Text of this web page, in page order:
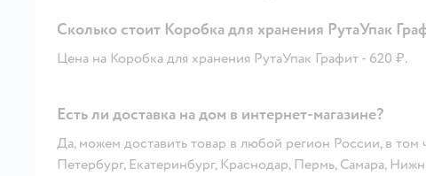
Сколько стоит Коробка для хранения РутаУпак
Цена на Коробка для хранения РутаУпак Графит - 620 ₽.
Есть ли доставка на дом в интернет-магазине?
Да, можем доставить товар в любой регион России, в
Петербург, Екатеринбург, Краснодар, Пермь, Самара,